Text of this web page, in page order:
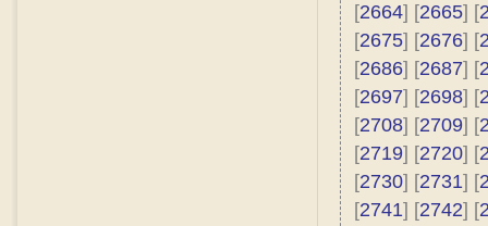
[2664] [2665] [
[2675] [2676] [
[2686] [2687] [
[2697] [2698] [
[2708] [2709] [
[2719] [2720] [
[2730] [2731] [
[2741] [2742] [